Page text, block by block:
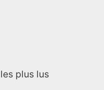
plus lus